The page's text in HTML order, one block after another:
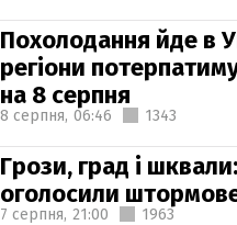
Похолодання йде в
регіони
на 8 серпня
8 серпня, 06:46 1343
Грози, град і
оголосили
7 серпня, 21:00 1963